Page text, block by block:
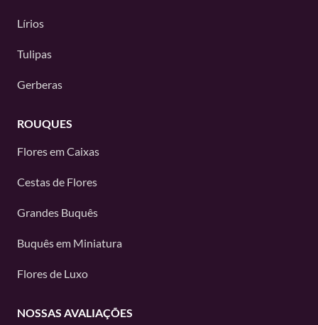
Lírios
Tulipas
Gerberas
ROUQUES
Flores em Caixas
Cestas de Flores
Grandes Buquês
Buquês em Miniatura
Flores de Luxo
NOSSAS AVALIAÇÕES